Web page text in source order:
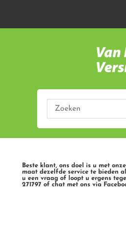
Beste klant, ons doel is u met
maat dezelfde service te bieden
u een vraag of loopt u ergens
271797 of chat met ons via